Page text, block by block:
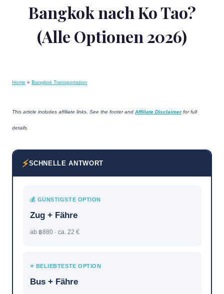
Bangkok nach Ko Tao?
(Alle Optionen 2026)
Home » Bangkok Transportation
This article includes affiliate links. See the footer and Affiliate Disclaimerfor full
details.
⚡SCHNELLE ANTWORT
💰 GÜNSTIGSTE OPTION
Zug + Fähre
ab ฿880 · ca. 22 €
⭐ BELIEBTESTE OPTION
Bus + Fähre